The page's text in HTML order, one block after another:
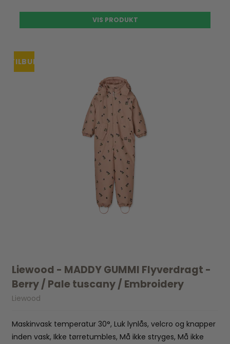
VIS PRODUKT
TILBUD
Liewood - MADDY GUMMI Flyverdragt -
Berry / Pale tuscany / Embroidery
Liewood
Maskinvask temperatur 30°, Luk lynlås, velcro og knapper
inden vask, Ikke tørretumbles, Må ikke stryges, Må ikke